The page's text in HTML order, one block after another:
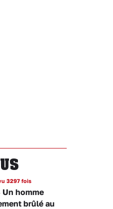
3297 fois
Un homme
brûlé au